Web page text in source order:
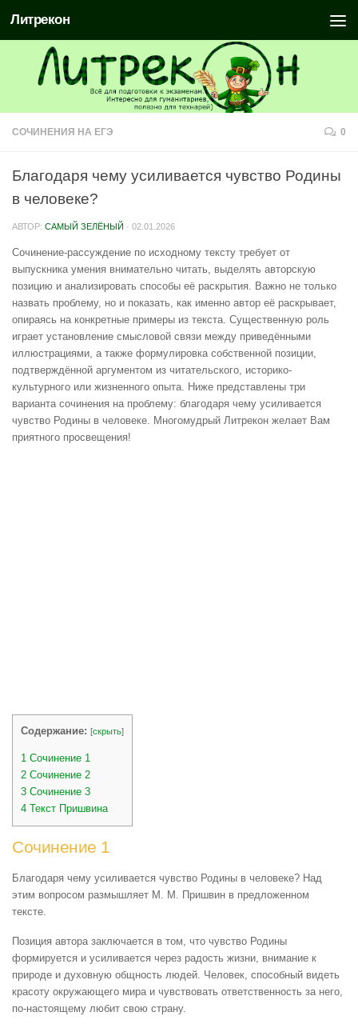
Литрекон
СОЧИНЕНИЯ НА ЕГЭ 0
Благодаря чему усиливается чувство Родины
в человеке?
АВТОР: САМЫЙ ЗЕЛЁНЫЙ · 02.01.2026
Сочинение-рассуждение по исходному тексту требует от
выпускника умения внимательно читать, выделять авторскую
позицию и анализировать способы её раскрытия. Важно не только
назвать проблему, но и показать, как именно автор её раскрывает,
опираясь на конкретные примеры из текста. Существенную роль
играет установление смысловой связи между приведёнными
иллюстрациями, а также формулировка собственной позиции,
подтверждённой аргументом из читательского, историко-
культурного или жизненного опыта. Ниже представлены три
варианта сочинения на проблему: благодаря чему усиливается
чувство Родины в человеке. Многомудрый Литрекон желает Вам
приятного просвещения!
Содержание: [скрыть]
1 Сочинение 1
2 Сочинение 2
3 Сочинение 3
4 Текст Пришвина
Сочинение 1
Благодаря чему усиливается чувство Родины в человеке? Над
этим вопросом размышляет М. М. Пришвин в предложенном
тексте.
Позиция автора заключается в том, что чувство Родины
формируется и усиливается через радость жизни, внимание к
природе и духовную общность людей. Человек, способный видеть
красоту окружающего мира и чувствовать ответственность за него,
по-настоящему любит свою страну.